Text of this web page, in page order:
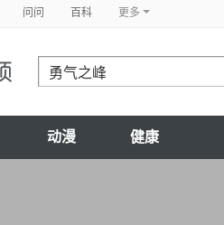
问问 百科 更多
动漫 健康